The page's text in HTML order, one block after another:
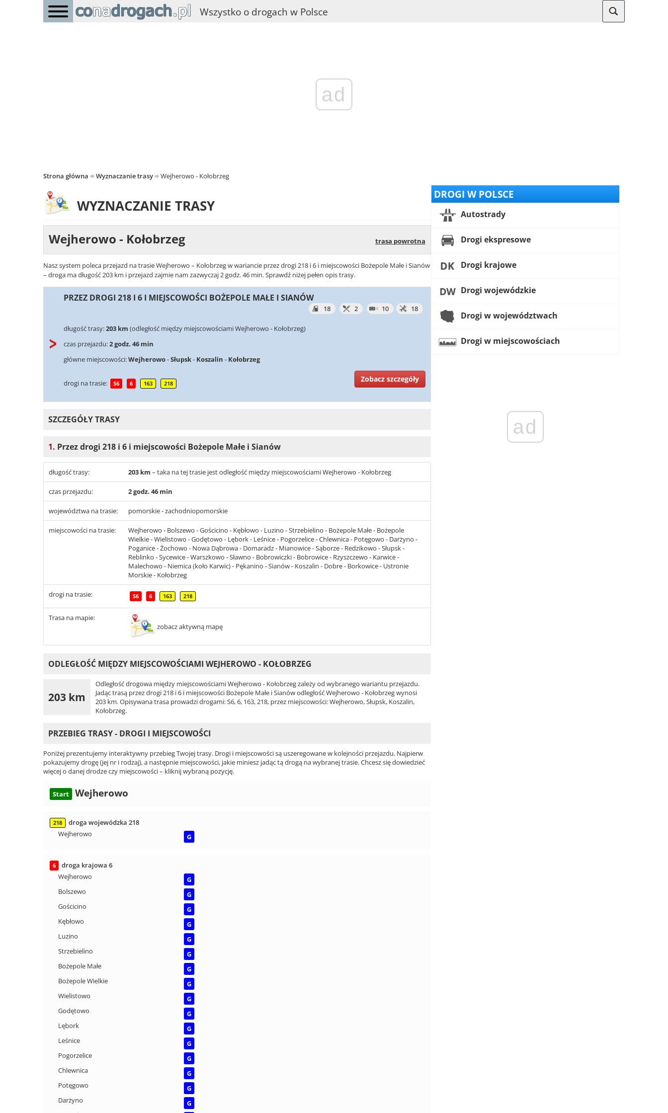
Wszystko o drogach w Polsce
ad
Strona główna Wyznaczanie trasy Wejherowo - Kołobrzeg
WYZNACZANIE TRASY
Wejherowo - Kołobrzeg trasa powrotna
Nasz system poleca przejazd na trasie Wejherowo – Kołobrzeg w wariancie przez drogi 218 i 6 i miejscowości Bożepole Małe i Sianów
– droga ma długość 203 km i przejazd zajmie nam zazwyczaj 2 godz. 46 min. Sprawdź niżej pełen opis trasy.
PRZEZ DROGI 218 I 6 I MIEJSCOWOŚCI BOŻEPOLE MAŁE I SIANÓW
18 2 10 18
długość trasy:203 km (odległość między miejscowościami Wejherowo - Kołobrzeg)
czas przejazdu:2 godz. 46 min
główne miejscowości:Wejherowo-Słupsk- Koszalin - Kołobrzeg
drogi na trasie: S6 6 163 218
Zobacz szczegóły
SZCZEGÓŁY TRASY
1. Przez drogi 218 i 6 i miejscowości Bożepole Małe i Sianów
długość trasy: 203 km – taka na tej trasie jest odległość między miejscowościami Wejherowo - Kołobrzeg
czas przejazdu: 2 godz. 46 min
województwa na trasie: pomorskie - zachodniopomorskie
miejscowości na trasie:
Wejherowo - Bolszewo - Gościcino - Kębłowo - Luzino - Strzebielino - Bożepole Małe - Bożepole
Wielkie - Wielistowo - Godętowo - Lębork - Leśnice - Pogorzelice - Chlewnica - Potęgowo - Darżyno -
Poganice - Żochowo - Nowa Dąbrowa - Domaradz - Mianowice - Sąborze - Redzikowo - Słupsk -
Reblinko - Sycewice - Warszkowo - Sławno - Bobrowiczki - Bobrowice - Rzyszczewo - Karwice -
Malechowo - Niemica (koło Karwic) - Pękanino - Sianów - Koszalin - Dobre - Borkowice - Ustronie
Morskie - Kołobrzeg
drogi na trasie: S6 6 163 218
Trasa na mapie:
zobacz aktywną mapę
ODLEGŁOŚĆ MIĘDZY MIEJSCOWOŚCIAMI WEJHEROWO - KOŁOBRZEG
203 km
Odległość drogowa między miejscowościami Wejherowo - Kołobrzeg zależy od wybranego wariantu przejazdu.
Jadąc trasą przez drogi 218 i 6 i miejscowości Bożepole Małe i Sianów odległość Wejherowo - Kołobrzeg wynosi
203 km. Opisywana trasa prowadzi drogami: S6, 6, 163, 218, przez miejscowości: Wejherowo, Słupsk, Koszalin,
Kołobrzeg.
PRZEBIEG TRASY - DROGI I MIEJSCOWOŚCI
Poniżej prezentujemy interaktywny przebieg Twojej trasy. Drogi i miejscowości są uszeregowane w kolejności przejazdu. Najpierw
pokazujemy drogę (jej nr i rodzaj), a następnie miejscowości, jakie miniesz jadąc tą drogą na wybranej trasie. Chcesz się dowiedzieć
więcej o danej drodze czy miejscowości – kliknij wybraną pozycję.
Start Wejherowo
218
droga wojewódzka 218
Wejherowo
G
6
droga krajowa 6
Wejherowo
G
Bolszewo
G
Gościcino
G
Kębłowo
G
Luzino
G
Strzebielino
G
Bożepole Małe
G
Bożepole Wielkie
G
Wielistowo
G
Godętowo
G
Lębork
G
Leśnice
G
Pogorzelice
G
Chlewnica
G
Potęgowo
G
Darżyno
G
DROGI W POLSCE
Autostrady
Drogi ekspresowe
Drogi krajowe
Drogi wojewódzkie
Drogi w województwach
Drogi w miejscowościach
ad